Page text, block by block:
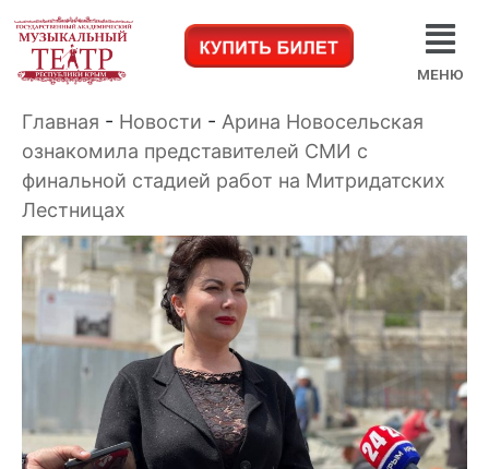
МЕНЮ
Главная - Новости - Арина Новосельская
ознакомила представителей СМИ с
финальной стадией работ на Митридатских
Лестницах